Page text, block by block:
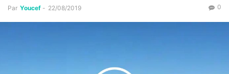
Par Youcef - 22/08/2019 0